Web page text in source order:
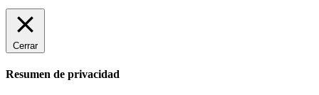
Cerrar
Resumen de privacidad